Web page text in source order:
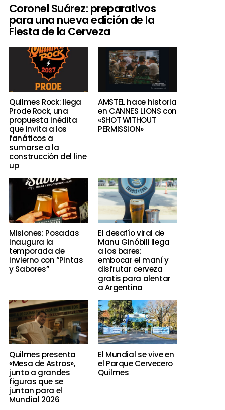
Coronel Suárez: preparativos
para una nueva edición de la
Fiesta de la Cerveza
Quilmes Rock: llega
Prode Rock, una
propuesta inédita
que invita a los
fanáticos a
sumarse a la
construcción del line
up
AMSTEL hace historia
en CANNES LIONS con
«SHOT WITHOUT
PERMISSION»
Misiones: Posadas
inaugura la
temporada de
invierno con “Pintas
y Sabores”
El desafío viral de
Manu Ginóbili llega
a los bares:
embocar el maní y
disfrutar cerveza
gratis para alentar
a Argentina
Quilmes presenta
«Mesa de Astros»,
junto a grandes
figuras que se
juntan para el
Mundial 2026
El Mundial se vive en
el Parque Cervecero
Quilmes